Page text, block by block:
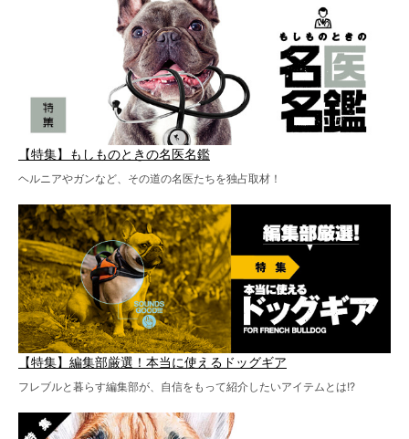
【特集】もしものときの名医名鑑
ヘルニアやガンなど、その道の名医たちを独占取材！
【特集】編集部厳選！本当に使えるドッグギア
フレブルと暮らす編集部が、自信をもって紹介したいアイテムとは!?